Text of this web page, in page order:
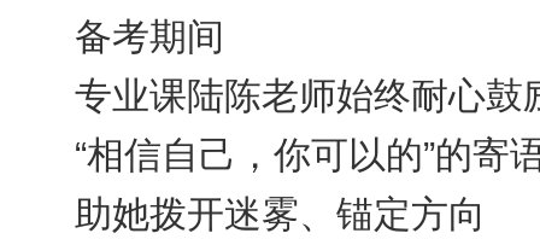
备考期间
专业课陆陈老师始终耐心鼓
“相信自己，你可以的”的寄
助她拨开迷雾、锚定方向